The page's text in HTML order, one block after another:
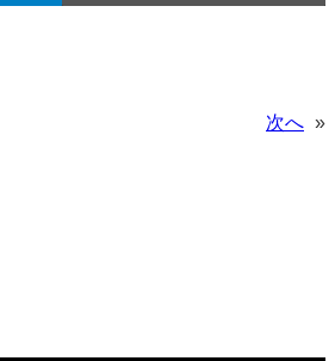
次へ »